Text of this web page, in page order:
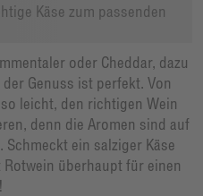
Käse zum passenden
oder Cheddar, dazu
Genuss ist perfekt. Von
leicht, den richtigen Wein
denn die Aromen sind auf
ein salziger Käse
überhaupt für einen